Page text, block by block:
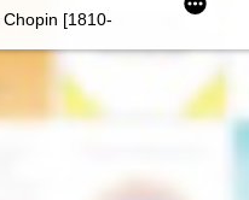
[1810-1849]